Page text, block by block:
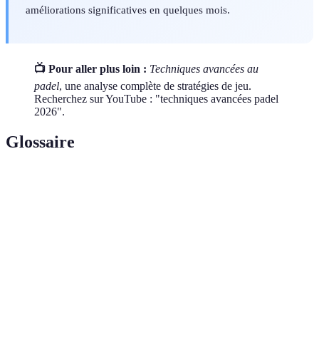
améliorations significatives en quelques mois.
📺 Pour aller plus loin : Techniques avancées au
padel, une analyse complète de stratégies de jeu.
Recherchez sur YouTube : "techniques avancées padel
2026".
Glossaire